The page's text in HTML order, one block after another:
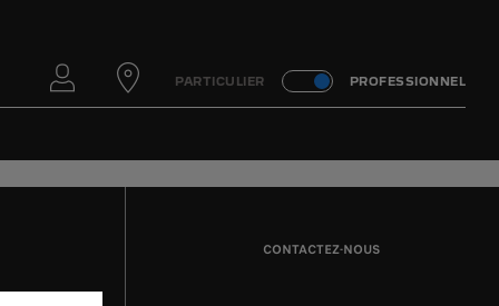
PARTICULIER PROFESSIONNEL
CONTACTEZ-NOUS